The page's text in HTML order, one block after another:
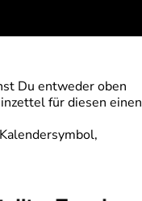
Du entweder oben
für diesen einen